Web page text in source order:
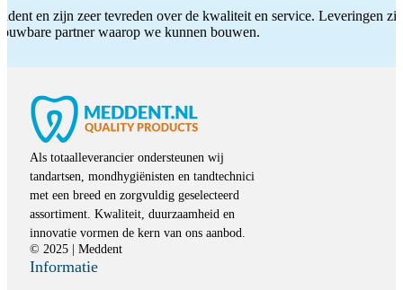
en zijn zeer tevreden over de kwaliteit en service. Leveringen
partner waarop we kunnen bouwen.
Als totaalleverancier ondersteunen wij
tandartsen, mondhygiënisten en tandtechnici
met een breed en zorgvuldig geselecteerd
assortiment. Kwaliteit, duurzaamheid en
innovatie vormen de kern van ons aanbod.
© 2025 | Meddent
Informatie